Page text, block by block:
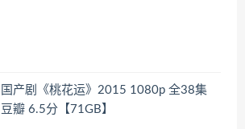
国产剧《桃花运》2015 1080p 全38集
豆瓣 6.5分【71GB】